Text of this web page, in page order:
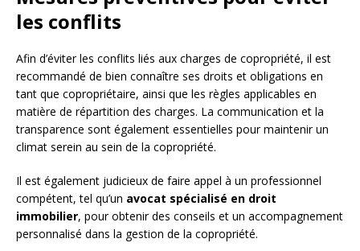
les conflits
Afin d’éviter les conflits liés aux charges de copropriété, il est
recommandé de bien connaître ses droits et obligations en
tant que copropriétaire, ainsi que les règles applicables en
matière de répartition des charges. La communication et la
transparence sont également essentielles pour maintenir un
climat serein au sein de la copropriété.
Il est également judicieux de faire appel à un professionnel
compétent, tel qu’un avocat spécialisé en droit
immobilier, pour obtenir des conseils et un accompagnement
personnalisé dans la gestion de la copropriété.